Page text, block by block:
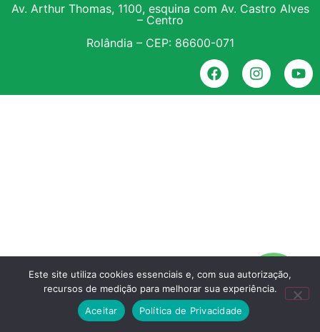
Av. Arthur Thomas, 1100, esquina com Av. Castro Alves
– Centro
Rolândia – CEP: 86600-071
Este site utiliza cookies essenciais e, com sua autorização,
recursos de medição para melhorar sua experiência.
Aceitar
Política de Privacidade